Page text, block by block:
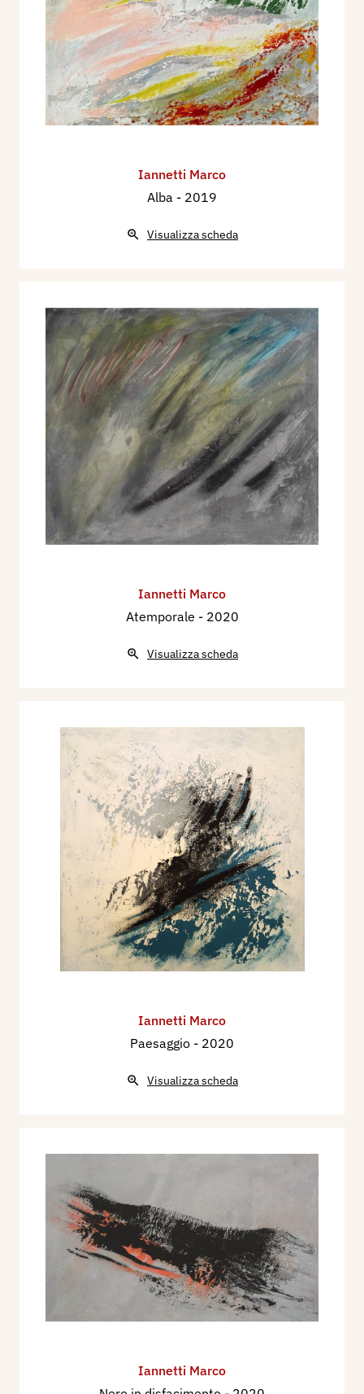
Iannetti Marco
Alba - 2019
Visualizza scheda
Iannetti Marco
Atemporale - 2020
Visualizza scheda
Iannetti Marco
Paesaggio - 2020
Visualizza scheda
Iannetti Marco